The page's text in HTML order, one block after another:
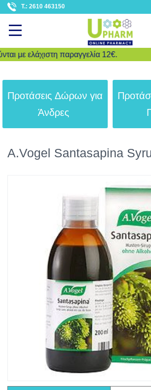
T.: 2610 463150
ελάχιστη παραγγελία 12€.
Αναζήτηση
Προτάσεις Δώρων για
Άνδρες
A.Vogel Santasapina